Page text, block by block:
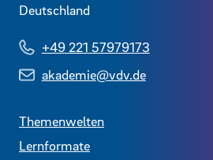
Deutschland
+49 221 57979173
akademie@vdv.de
Themenwelten
Lernformate